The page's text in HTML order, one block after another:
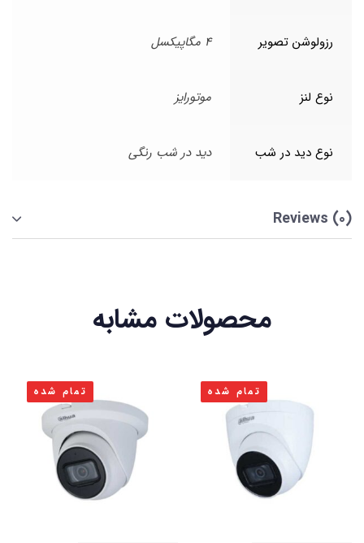
رزولوشن تصویر 4 مگاپیکسل
نوع لنز موتورایز
نوع دید در شب دید در شب رنگی
Reviews (0)
محصولات مشابه
تمام شده تمام شده